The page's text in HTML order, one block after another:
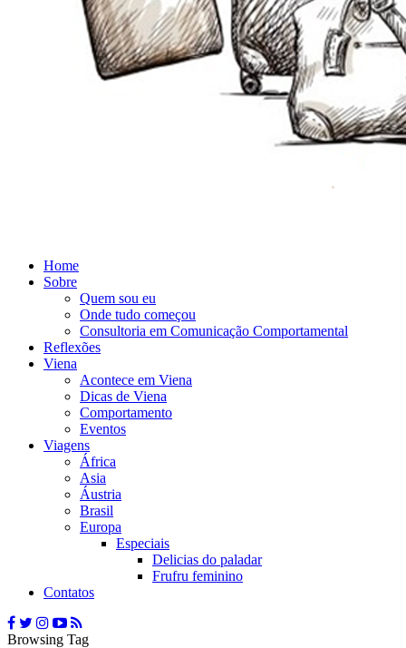
Home
Sobre
Quem sou eu
Onde tudo começou
Consultoria em Comunicação Comportamental
Reflexões
Viena
Acontece em Viena
Dicas de Viena
Comportamento
Eventos
Viagens
África
Asia
Áustria
Brasil
Europa
Especiais
Delicias do paladar
Frufru feminino
Contatos
Browsing Tag